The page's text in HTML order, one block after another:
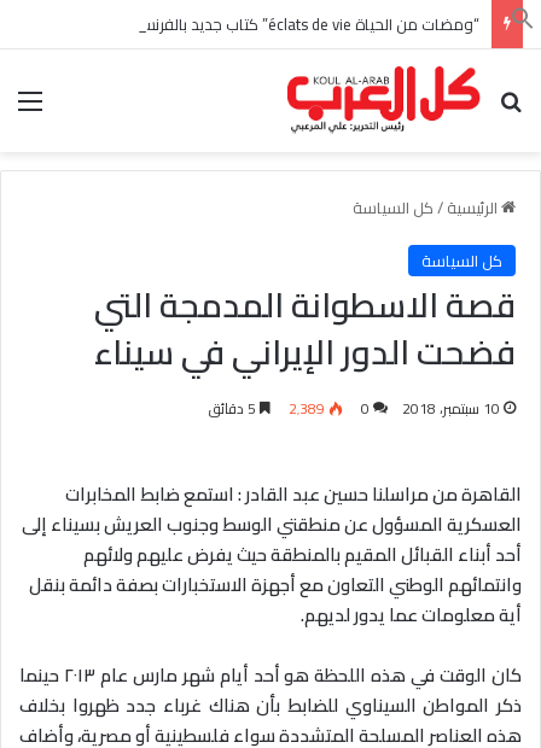
بحث عن
الرئيسية/كل السياسة
كل السياسة
قصة الاسطوانة المدمجة التي
فضحت الدور الإيراني في سيناء
10 سبتمبر، 2018 0 2٬389
القاهرة من مراسلنا حسين عبد القادر :استمع ضابط المخابرات
العسكرية المسؤول عن منطقتي الوسط وجنوب العريش بسيناء إلى
أحد أبناء القبائل المقيم بالمنطقة حيث يفرض عليهم ولائهم
وانتمائهم الوطني التعاون مع أجهزةالاستخبارات بصفة دائمة بنقل
أية معلومات عما يدور لديهم.
كان الوقت في هذه اللحظة هو أحد أيام شهر مارس عام ٢٠١٣ حينما
ذكر المواطن السيناوي للضابط بأن هناك غرباء جدد ظهروا بخلاف
هذه العناصر المسلحة المتشددة سواء فلسطينية أو مصرية، وأضاف